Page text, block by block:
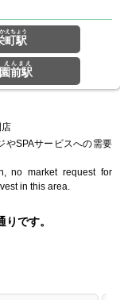
町駅
えちょう
前駅
えんまえ
店
やSPAサービスへの需要
no market request for
in this area.
です。